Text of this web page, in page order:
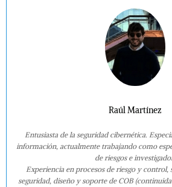
Raúl Martínez
Entusiasta de la seguridad cibernética.
información, actualmente trabajando como
de riesgos e
Experiencia en procesos de riesgo y control,
seguridad, diseño y soporte de COB